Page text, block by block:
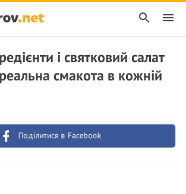
і святковий салат
смакота в кожній
Поділитися в Facebook